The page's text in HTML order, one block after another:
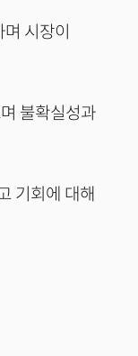
시장이
불확실성과
기회에 대해